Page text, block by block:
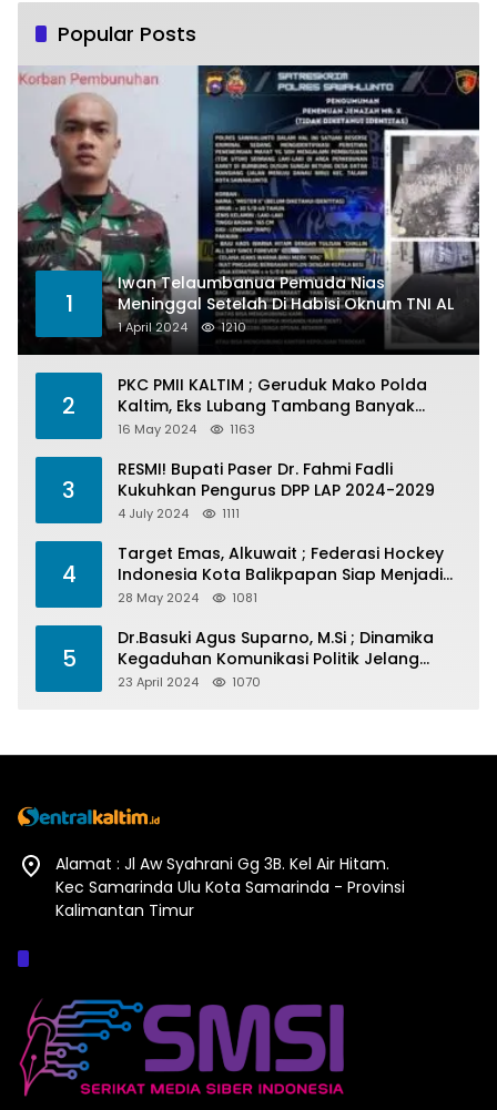
Popular Posts
1
Iwan Telaumbanua Pemuda Nias
Meninggal Setelah Di Habisi Oknum TNI AL
1 April 2024 1210
2
PKC PMII KALTIM ; Geruduk Mako Polda
Kaltim, Eks Lubang Tambang Banyak
Menelan Korban
16 May 2024 1163
3
RESMI! Bupati Paser Dr. Fahmi Fadli
Kukuhkan Pengurus DPP LAP 2024-2029
4 July 2024 1111
4
Target Emas, Alkuwait ; Federasi Hockey
Indonesia Kota Balikpapan Siap Menjadi
Barometer Prestasi Di Kaltim
28 May 2024 1081
5
Dr.Basuki Agus Suparno, M.Si ; Dinamika
Kegaduhan Komunikasi Politik Jelang
Pesta Politik 2024
23 April 2024 1070
Alamat : Jl Aw Syahrani Gg 3B. Kel Air Hitam.
Kec Samarinda Ulu Kota Samarinda - Provinsi
Kalimantan Timur